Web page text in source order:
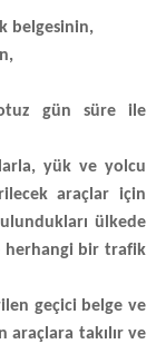
belgesinin,
gün süre ile
yük ve yolcu
araçlar için
ülkede
herhangi bir trafik
geçici belge ve
araçlara takılır ve